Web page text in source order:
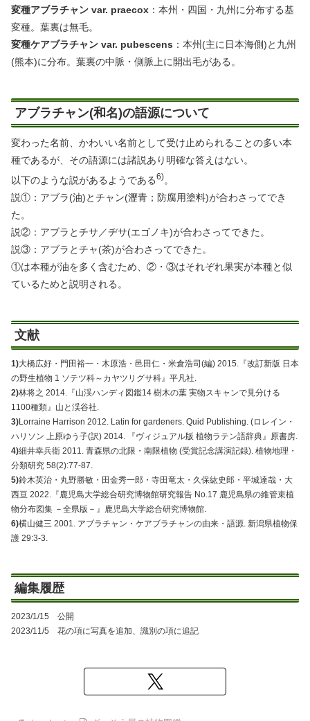
変種アブラチャン var. praecox ：本州・四国・九州に分布する基
変種。葉裏は無毛。
変種ケアブラチャン var. pubescens ：本州(主に日本海側)と九州
(熊本)に分布。葉裏の中脈・側脈上に開出毛がある。
アブラチャン(和名)の語源について
変わった名前、かわいい名前として受け止められることの多い本
種であるが、その語源には諸説あり明確な答えはない。
以下のような説があるようである6)。
説①：アブラ(油)とチャン(瀝青；防腐用塗料)が合わさってでき
た。
説②：アブラとチサ／ヂサ(エゴノキ)が合わさってできた。
説③：アブラとチャ(茶)が合わさってできた。
①は本種が油を多く含むため、②・③はそれぞれ果実が本種と似
ているためと説明される。
文献
1)大橋広好・門田裕一・木原浩・邑田仁・米倉浩司(編) 2015.『改訂新版 日本
の野生植物 1 ソテツ科～カヤツリグサ科』平凡社.
2)林将之 2014.『山渓ハンディ図鑑14 樹木の葉 実物スキャンで見分ける
1100種類』山と渓谷社.
3)Lorraine Harrison 2012. Latin for gardeners. Quid Publishing. (ロレイン・
ハリソン 上原ゆう子(訳) 2014. 『ヴィジュアル版 植物ラテン語辞典』原書房.
4)細井幸兵衛 2011. 青森県の北限・南限植物 (受賞記念講演記録). 植物地理・
分類研究 58(2):77-87.
5)鈴木英治・丸野勝敏・田金秀一郎・寺田竜太・久保紘史郎・平城達哉・大
西亘 2022.『鹿児島大学総合研究博物館研究報告 No.17 鹿児島県の維管束植
物分布図集 －全県版－』鹿児島大学総合研究博物館.
6)横山健三 2001. アブラチャン・ケアブラチャンの由来・語源. 新潟県植物保
護 29:3-3.
編集履歴
2023/1/15 公開
2023/11/5 花の項に写真を追加、識別の項に追記